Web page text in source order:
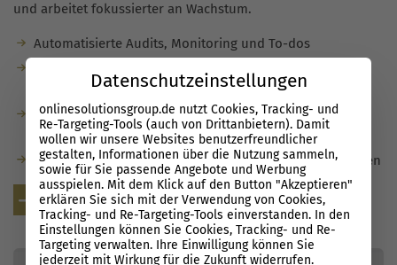
und arbeitet fokussierter an Wachstum.
Automatisierte Audits, Monitoring und To-dos
Prioritäten
Effizientere Zusammenarbeit durch transparente
Prozesse und Aufgaben
Skalierbare Abläufe statt zeitintensiver Einzelmaßnahmen
Kostenlose Beratung
Datenschutzeinstellungen
onlinesolutionsgroup.de nutzt Cookies, Tracking- und
Re-Targeting-Tools (auch von Drittanbietern). Damit
wollen wir unsere Websites benutzerfreundlicher
gestalten, Informationen über die Nutzung sammeln,
sowie für Sie passende Angebote und Werbung
ausspielen. Mit dem Klick auf den Button "Akzeptieren"
erklären Sie sich mit der Verwendung von Cookies,
Tracking- und Re-Targeting-Tools einverstanden. In den
Einstellungen können Sie Cookies, Tracking- und Re-
Targeting verwalten. Ihre Einwilligung können Sie
jederzeit mit Wirkung für die Zukunft widerrufen.